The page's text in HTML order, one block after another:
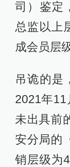
司）鉴定
总监以上
成会员层
吊诡的是
2021年11
未出具前
安分局的
销层级为